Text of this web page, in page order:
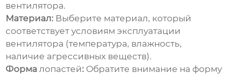
вентилятора.
Материал: Выберите материал, который
соответствует условиям эксплуатации
вентилятора (температура, влажность,
наличие агрессивных веществ).
Формалопастей: Обратите внимание на форму